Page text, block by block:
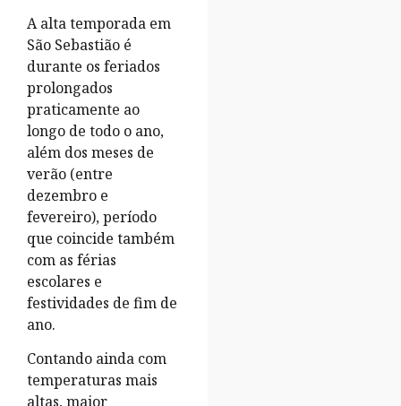
A alta temporada em
São Sebastião é
durante os feriados
prolongados
praticamente ao
longo de todo o ano,
além dos meses de
verão (entre
dezembro e
fevereiro), período
que coincide também
com as férias
escolares e
festividades de fim de
ano.
Contando ainda com
temperaturas mais
altas, maior